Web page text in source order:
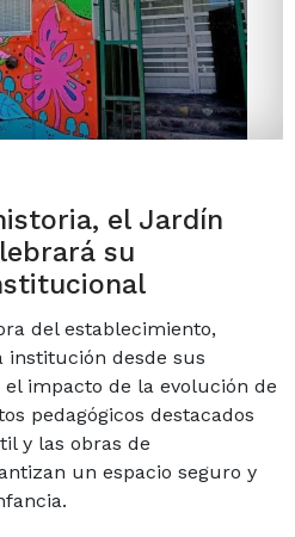
el Jardín
su
del establecimiento,
institución desde sus
impacto de la evolución de
pedagógicos destacados
y las obras de
un espacio seguro y